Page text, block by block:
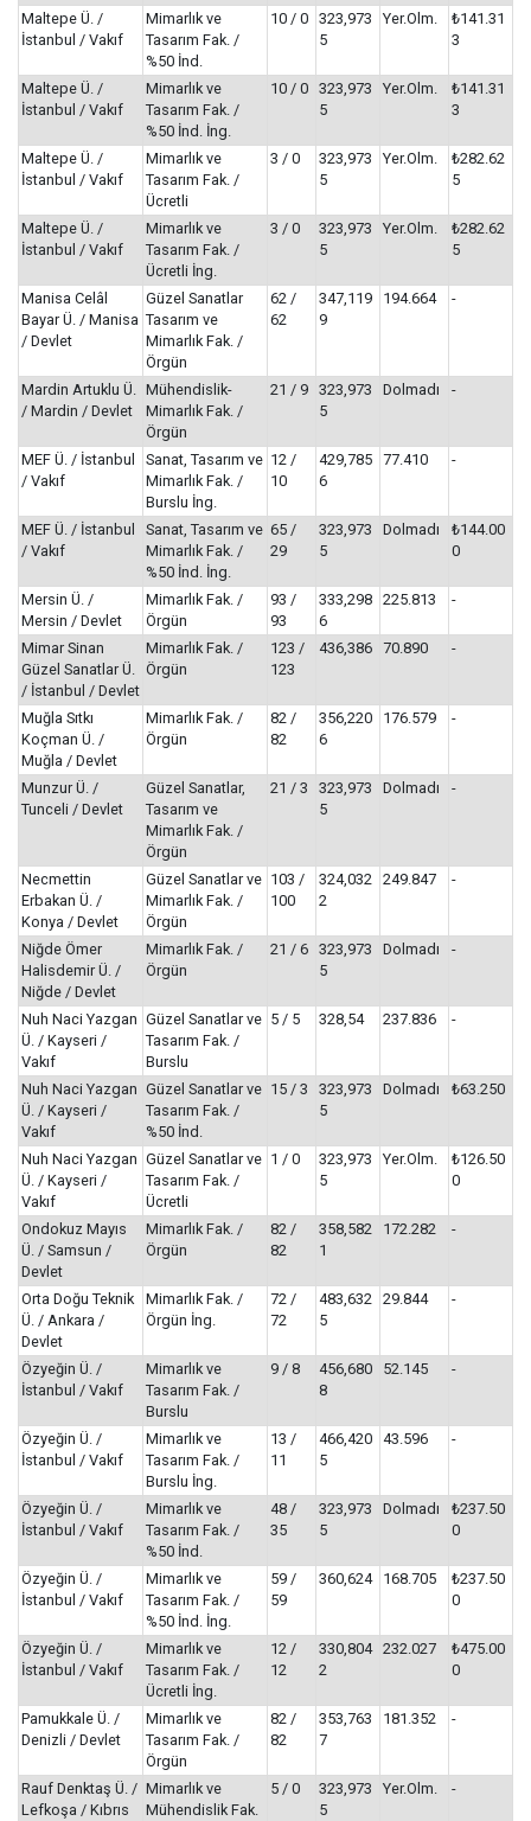
Maltepe Ü. /
İstanbul / Vakıf
Mimarlık ve
Tasarım Fak. /
%50 İnd.
10 / 0 323,973
5
Yer.Olm.
₺141.31
3
Maltepe Ü. /
İstanbul / Vakıf
Mimarlık ve
Tasarım Fak. /
%50 İnd. İng.
10 / 0 323,973
5
Yer.Olm.
₺141.31
3
Maltepe Ü. /
İstanbul / Vakıf
Mimarlık ve
Tasarım Fak. /
Ücretli
3 / 0
323,973
5
Yer.Olm.
₺282.62
5
Maltepe Ü. /
İstanbul / Vakıf
Mimarlık ve
Tasarım Fak. /
Ücretli İng.
3 / 0
323,973
5
Yer.Olm.
₺282.62
5
Manisa Celâl
Bayar Ü. / Manisa
/ Devlet
Güzel Sanatlar
Tasarım ve
Mimarlık Fak. /
Örgün
62 /
62
347,119
9
194.664 -
Mardin Artuklu Ü.
/ Mardin / Devlet
Mühendislik-
Mimarlık Fak. /
Örgün
21 / 9 323,973
5
Dolmadı -
MEF Ü. / İstanbul
/ Vakıf
Sanat, Tasarım ve
Mimarlık Fak. /
Burslu İng.
12 /
10
429,785
6
77.410 -
MEF Ü. / İstanbul
/ Vakıf
Sanat, Tasarım ve
Mimarlık Fak. /
%50 İnd. İng.
65 /
29
323,973
5
Dolmadı
₺144.00
0
Mersin Ü. /
Mersin / Devlet
Mimarlık Fak. /
Örgün
93 /
93
333,298
6
225.813 -
Mimar Sinan
Güzel Sanatlar Ü.
/ İstanbul / Devlet
Mimarlık Fak. /
Örgün
123 /
123
436,386 70.890 -
Muğla Sıtkı
Koçman Ü. /
Muğla / Devlet
Mimarlık Fak. /
Örgün
82 /
82
356,220
6
176.579 -
Munzur Ü. /
Tunceli / Devlet
Güzel Sanatlar,
Tasarım ve
Mimarlık Fak. /
Örgün
21 / 3
323,973
5
Dolmadı -
Necmettin
Erbakan Ü. /
Konya / Devlet
Güzel Sanatlar ve
Mimarlık Fak. /
Örgün
103 /
100
324,032
2
249.847 -
Niğde Ömer
Halisdemir Ü. /
Niğde / Devlet
Mimarlık Fak. /
Örgün
21 / 6 323,973
5
Dolmadı -
Nuh Naci Yazgan
Ü. / Kayseri /
Vakıf
Güzel Sanatlar ve
Tasarım Fak. /
Burslu
5 / 5 328,54 237.836 -
Nuh Naci Yazgan
Ü. / Kayseri /
Vakıf
Güzel Sanatlar ve
Tasarım Fak. /
%50 İnd.
15 / 3
323,973
5
Dolmadı ₺63.250
Nuh Naci Yazgan
Ü. / Kayseri /
Vakıf
Güzel Sanatlar ve
Tasarım Fak. /
Ücretli
1 / 0
323,973
5
Yer.Olm.
₺126.50
0
Ondokuz Mayıs
Ü. / Samsun /
Devlet
Mimarlık Fak. /
Örgün
82 /
82
358,582
1
172.282 -
Orta Doğu Teknik
Ü. / Ankara /
Devlet
Mimarlık Fak. /
Örgün İng.
72 /
72
483,632
5
29.844 -
Özyeğin Ü. /
İstanbul / Vakıf
Mimarlık ve
Tasarım Fak. /
Burslu
9 / 8
456,680
8
52.145 -
Özyeğin Ü. /
İstanbul / Vakıf
Mimarlık ve
Tasarım Fak. /
Burslu İng.
13 /
11
466,420
5
43.596 -
Özyeğin Ü. /
İstanbul / Vakıf
Mimarlık ve
Tasarım Fak. /
%50 İnd.
48 /
35
323,973
5
Dolmadı
₺237.50
0
Özyeğin Ü. /
İstanbul / Vakıf
Mimarlık ve
Tasarım Fak. /
%50 İnd. İng.
59 /
59
360,624 168.705
₺237.50
0
Özyeğin Ü. /
İstanbul / Vakıf
Mimarlık ve
Tasarım Fak. /
Ücretli İng.
12 /
12
330,804
2
232.027
₺475.00
0
Pamukkale Ü. /
Denizli / Devlet
Mimarlık ve
Tasarım Fak. /
Örgün
82 /
82
353,763
7
181.352 -
Rauf Denktaş Ü. /
Lefkoşa / Kıbrıs
Mimarlık ve
Mühendislik Fak.
5 / 0
323,973
5
Yer.Olm. -